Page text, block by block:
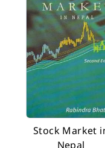
Stock Market
Nepal